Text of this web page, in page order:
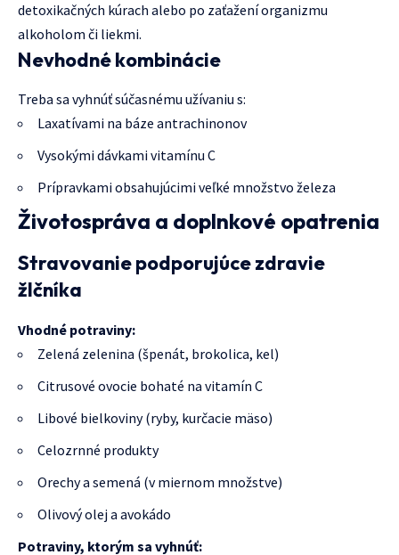
detoxikačných kúrach alebo po zaťažení organizmu
alkoholom či liekmi.
Nevhodné kombinácie
Treba sa vyhnúť súčasnému užívaniu s:
Laxatívami na báze antrachinonov
Vysokými dávkami vitamínu C
Prípravkami obsahujúcimi veľké množstvo železa
Životospráva a doplnkové opatrenia
Stravovanie podporujúce zdravie
žlčníka
Vhodné potraviny:
Zelená zelenina (špenát, brokolica, kel)
Citrusové ovocie bohaté na vitamín C
Libové bielkoviny (ryby, kurčacie mäso)
Celozrnné produkty
Orechy a semená (v miernom množstve)
Olivový olej a avokádo
Potraviny, ktorým sa vyhnúť: